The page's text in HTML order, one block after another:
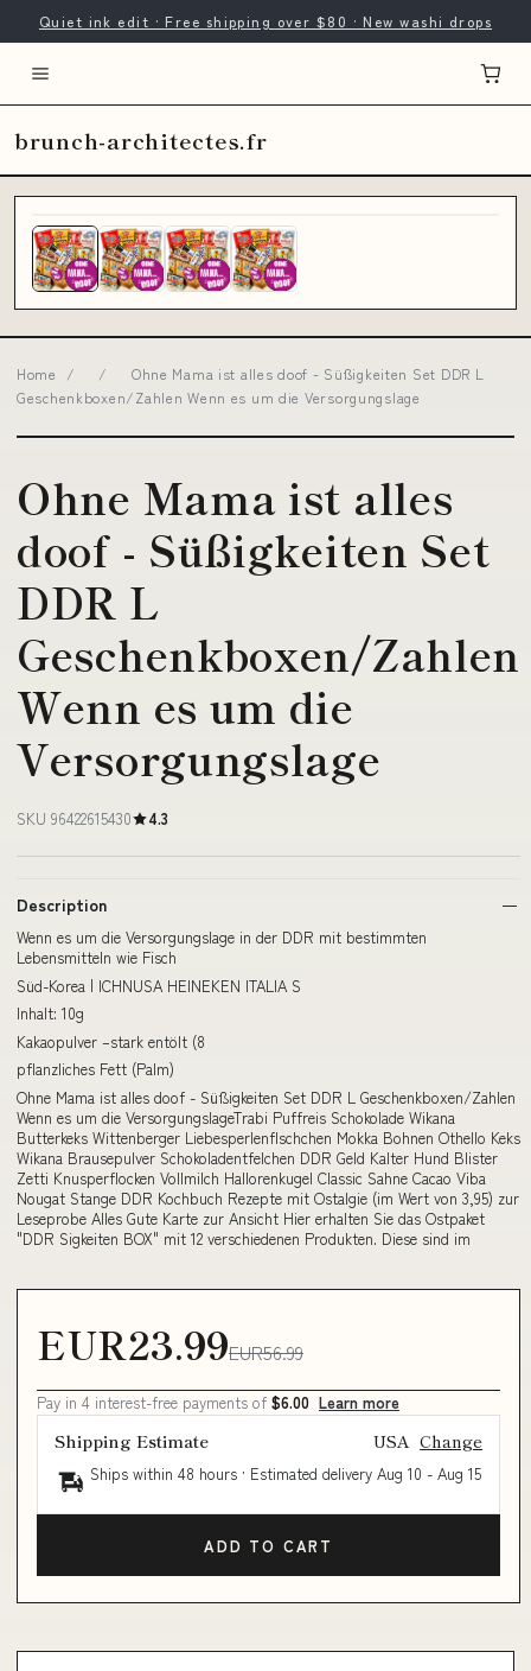
Quiet ink edit · Free shipping over $80 · New washi drops
brunch-architectes.fr
Home / /
Ohne Mama ist alles doof - Süßigkeiten Set DDR L
Geschenkboxen/Zahlen Wenn es um die Versorgungslage
Ohne Mama ist alles
doof - Süßigkeiten Set
DDR L
Geschenkboxen/Zahlen
Wenn es um die
Versorgungslage
SKU 96422615430 4.3
Description
Wenn es um die Versorgungslage in der DDR mit bestimmten
Lebensmitteln wie Fisch
Süd-Korea | ICHNUSA HEINEKEN ITALIA S
Inhalt: 10g
Kakaopulver –stark entölt (8
pflanzliches Fett (Palm)
Ohne Mama ist alles doof - Süßigkeiten Set DDR L Geschenkboxen/Zahlen
Wenn es um die VersorgungslageTrabi Puffreis Schokolade Wikana
Butterkeks Wittenberger Liebesperlenflschchen Mokka Bohnen Othello Keks
Wikana Brausepulver Schokoladentfelchen DDR Geld Kalter Hund Blister
Zetti Knusperflocken Vollmilch Hallorenkugel Classic Sahne Cacao Viba
Nougat Stange DDR Kochbuch Rezepte mit Ostalgie (im Wert von 3,95) zur
Leseprobe Alles Gute Karte zur Ansicht Hier erhalten Sie das Ostpaket
"DDR Sigkeiten BOX" mit 12 verschiedenen Produkten. Diese sind im
EUR23.99EUR56.99
Pay in 4 interest-free payments of $6.00 Learn more
Shipping Estimate USA Change
Ships within 48 hours · Estimated delivery Aug 10 - Aug 15
ADD TO CART